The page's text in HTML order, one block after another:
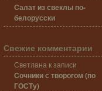
Салат из свеклы по-
белорусски
Свежие комментарии
Светлана к записи
Сочники с творогом (по
ГОСТу)